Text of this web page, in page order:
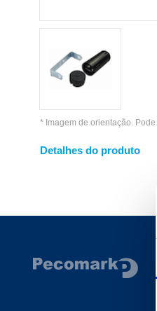
* Imagem de orientação.
Detalhes do produto